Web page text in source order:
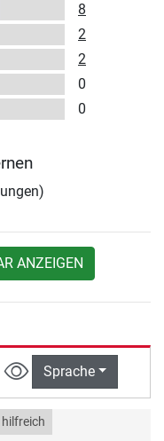
8
2
2
0
0
ANZEIGEN
Sprache